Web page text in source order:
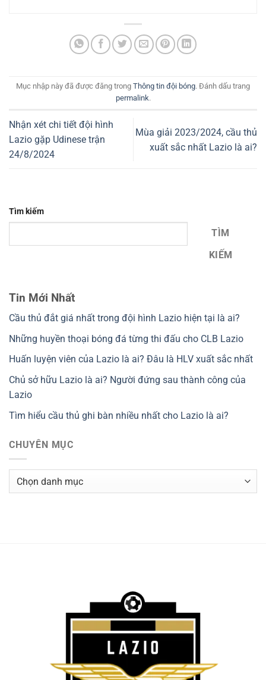
Mục nhập này đã được đăng trong Thông tin đội bóng. Đánh dấu trang
permalink.
Nhận xét chi tiết đội hình
Lazio gặp Udinese trận
24/8/2024
Mùa giải 2023/2024, cầu thủ
xuất sắc nhất Lazio là ai?
Tìm kiếm
TÌM
KIẾM
Tin Mới Nhất
Cầu thủ đắt giá nhất trong đội hình Lazio hiện tại là ai?
Những huyền thoại bóng đá từng thi đấu cho CLB Lazio
Huấn luyện viên của Lazio là ai? Đâu là HLV xuất sắc nhất
Chủ sở hữu Lazio là ai? Người đứng sau thành công của
Lazio
Tìm hiểu cầu thủ ghi bàn nhiều nhất cho Lazio là ai?
CHUYÊN MỤC
Chuyên